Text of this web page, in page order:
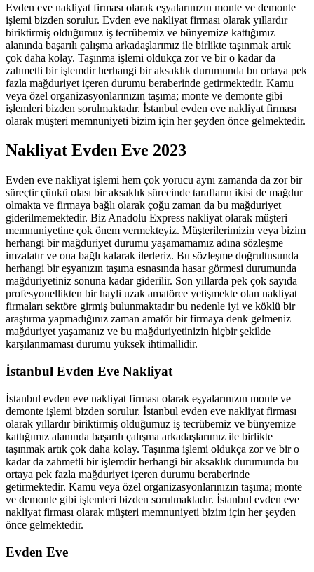
Evden eve nakliyat firması olarak eşyalarınızın monte ve demonte
işlemi bizden sorulur. Evden eve nakliyat firması olarak yıllardır
biriktirmiş olduğumuz iş tecrübemiz ve bünyemize kattığımız
alanında başarılı çalışma arkadaşlarımız ile birlikte taşınmak artık
çok daha kolay. Taşınma işlemi oldukça zor ve bir o kadar da
zahmetli bir işlemdir herhangi bir aksaklık durumunda bu ortaya pek
fazla mağduriyet içeren durumu beraberinde getirmektedir. Kamu
veya özel organizasyonlarınızın taşıma; monte ve demonte gibi
işlemleri bizden sorulmaktadır. İstanbul evden eve nakliyat firması
olarak müşteri memnuniyeti bizim için her şeyden önce gelmektedir.
Nakliyat Evden Eve 2023
Evden eve nakliyat işlemi hem çok yorucu aynı zamanda da zor bir
süreçtir çünkü olası bir aksaklık sürecinde tarafların ikisi de mağdur
olmakta ve firmaya bağlı olarak çoğu zaman da bu mağduriyet
giderilmemektedir. Biz Anadolu Express nakliyat olarak müşteri
memnuniyetine çok önem vermekteyiz. Müşterilerimizin veya bizim
herhangi bir mağduriyet durumu yaşamamamız adına sözleşme
imzalatır ve ona bağlı kalarak ilerleriz. Bu sözleşme doğrultusunda
herhangi bir eşyanızın taşıma esnasında hasar görmesi durumunda
mağduriyetiniz sonuna kadar giderilir. Son yıllarda pek çok sayıda
profesyonellikten bir hayli uzak amatörce yetişmekte olan nakliyat
firmaları sektöre girmiş bulunmaktadır bu nedenle iyi ve köklü bir
araştırma yapmadığınız zaman amatör bir firmaya denk gelmeniz
mağduriyet yaşamanız ve bu mağduriyetinizin hiçbir şekilde
karşılanmaması durumu yüksek ihtimallidir.
İstanbul Evden Eve Nakliyat
İstanbul evden eve nakliyat firması olarak eşyalarınızın monte ve
demonte işlemi bizden sorulur. İstanbul evden eve nakliyat firması
olarak yıllardır biriktirmiş olduğumuz iş tecrübemiz ve bünyemize
kattığımız alanında başarılı çalışma arkadaşlarımız ile birlikte
taşınmak artık çok daha kolay. Taşınma işlemi oldukça zor ve bir o
kadar da zahmetli bir işlemdir herhangi bir aksaklık durumunda bu
ortaya pek fazla mağduriyet içeren durumu beraberinde
getirmektedir. Kamu veya özel organizasyonlarınızın taşıma; monte
ve demonte gibi işlemleri bizden sorulmaktadır. İstanbul evden eve
nakliyat firması olarak müşteri memnuniyeti bizim için her şeyden
önce gelmektedir.
Evden Eve